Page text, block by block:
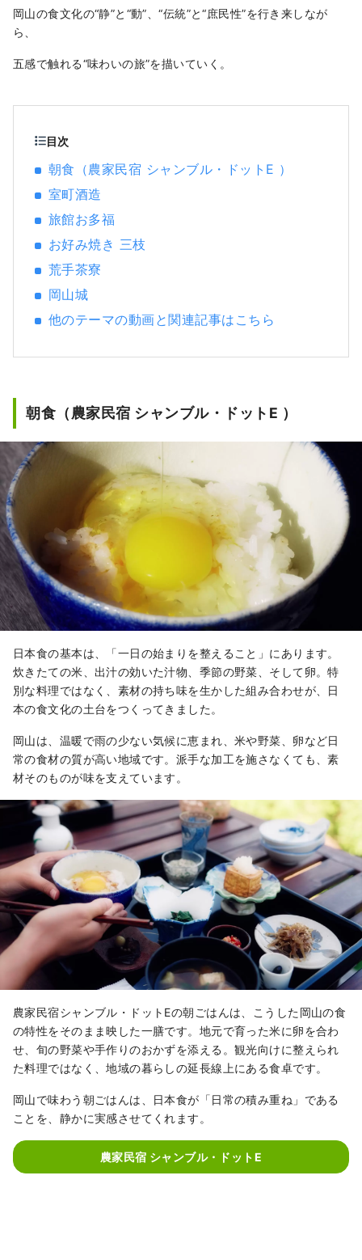
岡山の食文化の“静”と“動”、“伝統”と“庶民性”を行き来しなが
ら、
五感で触れる“味わいの旅”を描いていく。
目次
朝食（農家民宿 シャンブル・ドットE ）
室町酒造
旅館お多福
お好み焼き 三枝
荒手茶寮
岡山城
他のテーマの動画と関連記事はこちら
朝食（農家民宿 シャンブル・ドットE ）
日本食の基本は、「一日の始まりを整えること」にあります。
炊きたての米、出汁の効いた汁物、季節の野菜、そして卵。特
別な料理ではなく、素材の持ち味を生かした組み合わせが、日
本の食文化の土台をつくってきました。
岡山は、温暖で雨の少ない気候に恵まれ、米や野菜、卵など日
常の食材の質が高い地域です。派手な加工を施さなくても、素
材そのものが味を支えています。
農家民宿シャンブル・ドットEの朝ごはんは、こうした岡山の食
の特性をそのまま映した一膳です。地元で育った米に卵を合わ
せ、旬の野菜や手作りのおかずを添える。観光向けに整えられ
た料理ではなく、地域の暮らしの延長線上にある食卓です。
岡山で味わう朝ごはんは、日本食が「日常の積み重ね」である
ことを、静かに実感させてくれます。
農家民宿 シャンブル・ドットE